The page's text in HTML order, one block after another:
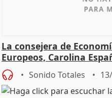
La consejera de
Europeos, Carolina
Sonido Totales